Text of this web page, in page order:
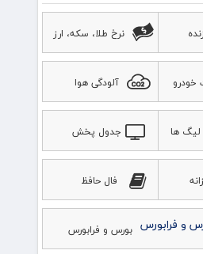
نرخ طلا، سکه، ارز
آلودگی هوا
ها
جدول پخش
ورزشی
فال حافظ
بورس و فرابورس